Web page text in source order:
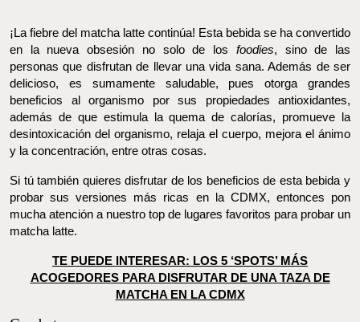
¡La fiebre del matcha latte continúa! Esta bebida se ha
convertido en la nueva obsesión no solo de losfoodies, sino de las
personas que disfrutan de llevar una vida sana. Además de ser
delicioso, es sumamente saludable, pues otorga grandes
beneficios al organismo por sus propiedades antioxidantes,
además de que estimula la quema de calorías, promueve la
desintoxicación del organismo, relaja el cuerpo, mejora el ánimo
y la concentración, entre otras cosas.
Si tú también quieres disfrutar de los beneficios de esta bebida y
probar sus versiones más ricas en la CDMX, entonces pon mucha
atención a nuestro top de lugares favoritos para probar un
matcha latte.
TE PUEDE INTERESAR: LOS 5 ‘SPOTS’ MÁS ACOGEDORES
PARA DISFRUTAR DE UNA TAZA DE MATCHA EN LA CDMX